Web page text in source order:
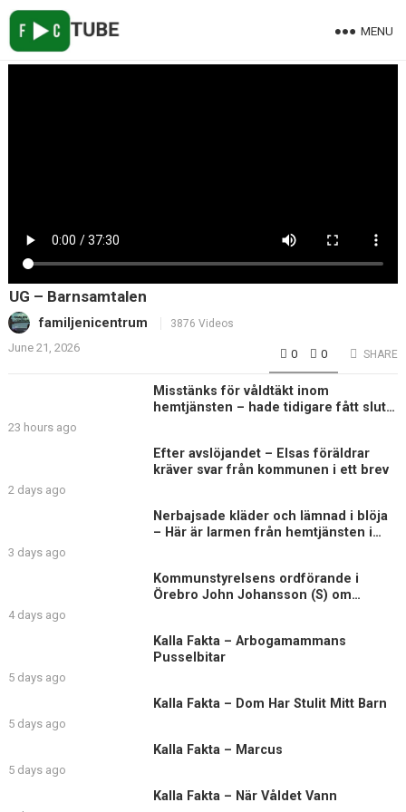
MENU
UG – Barnsamtalen
familjenicentrum 3876 Videos
June 21, 2026 0 0 SHARE
Misstänks för våldtäkt inom
hemtjänsten – hade tidigare fått sluta
23 hours ago
Efter avslöjandet – Elsas föräldrar
kräver svar från kommunen i ett brev
2 days ago
Nerbajsade kläder och lämnad i blöja
– Här är larmen från hemtjänsten i
3 days ago
Kommunstyrelsens ordförande i
Örebro John Johansson (S) om
4 days ago
Kalla Fakta – Arbogamammans
Pusselbitar
5 days ago
Kalla Fakta – Dom Har Stulit Mitt Barn
5 days ago
Kalla Fakta – Marcus
5 days ago
Kalla Fakta – När Våldet Vann